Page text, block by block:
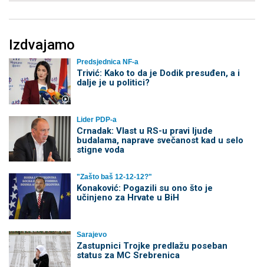
Izdvajamo
Predsjednica NF-a
Trivić: Kako to da je Dodik presuđen, a i
dalje je u politici?
Lider PDP-a
Crnadak: Vlast u RS-u pravi ljude
budalama, naprave svečanost kad u selo
stigne voda
"Zašto baš 12-12-12?"
Konaković: Pogazili su ono što je
učinjeno za Hrvate u BiH
Sarajevo
Zastupnici Trojke predlažu poseban
status za MC Srebrenica